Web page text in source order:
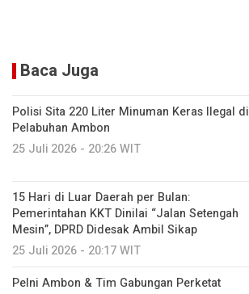
Baca Juga
Polisi Sita 220 Liter Minuman Keras Ilegal di
Pelabuhan Ambon
25 Juli 2026 - 20:26 WIT
15 Hari di Luar Daerah per Bulan:
Pemerintahan KKT Dinilai “Jalan Setengah
Mesin”, DPRD Didesak Ambil Sikap
25 Juli 2026 - 20:17 WIT
Pelni Ambon & Tim Gabungan Perketat